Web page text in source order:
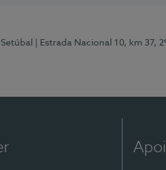
| Estrada Nacional 10, km 37,